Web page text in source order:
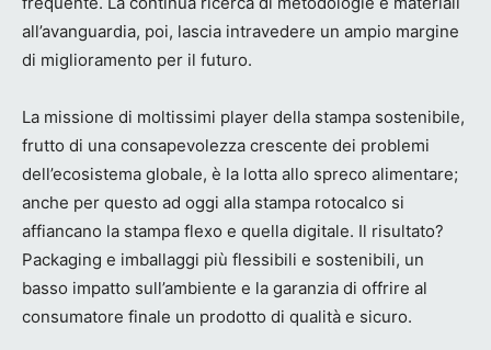
all’avanguardia, poi, lascia intravedere un ampio margine
di miglioramento per il futuro.
La missione di moltissimi player della stampa sostenibile,
frutto di una consapevolezza crescente dei problemi
dell’ecosistema globale, è la lotta allo spreco alimentare;
anche per questo ad oggi alla stampa rotocalco si
affiancano la stampa flexo e quella digitale. Il risultato?
Packaging e imballaggi più flessibili e sostenibili, un
basso impatto sull’ambiente e la garanzia di offrire al
consumatore finale un prodotto di qualità e sicuro.